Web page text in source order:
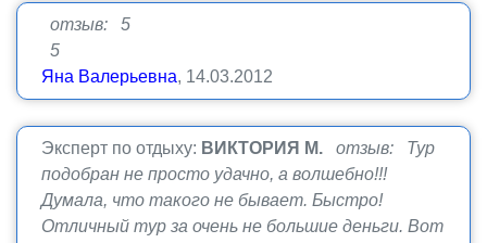
отзыв: 5
5
Яна Валерьевна, 14.03.2012
Эксперт по отдыху: ВИКТОРИЯ М.
отзыв: Тур
подобран не просто удачно, а волшебно!!!
Думала, что такого не бывает. Быстро!
Отличный тур за очень не большие деньги. Вот